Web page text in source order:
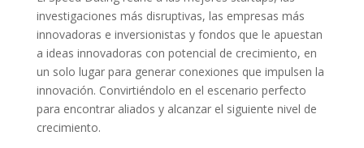
investigaciones más disruptivas, las empresas más
innovadoras e inversionistas y fondos que le apuestan
a ideas innovadoras con potencial de crecimiento, en
un solo lugar para generar conexiones que impulsen la
innovación. Convirtiéndolo en el escenario perfecto
para encontrar aliados y alcanzar el siguiente nivel de
crecimiento.